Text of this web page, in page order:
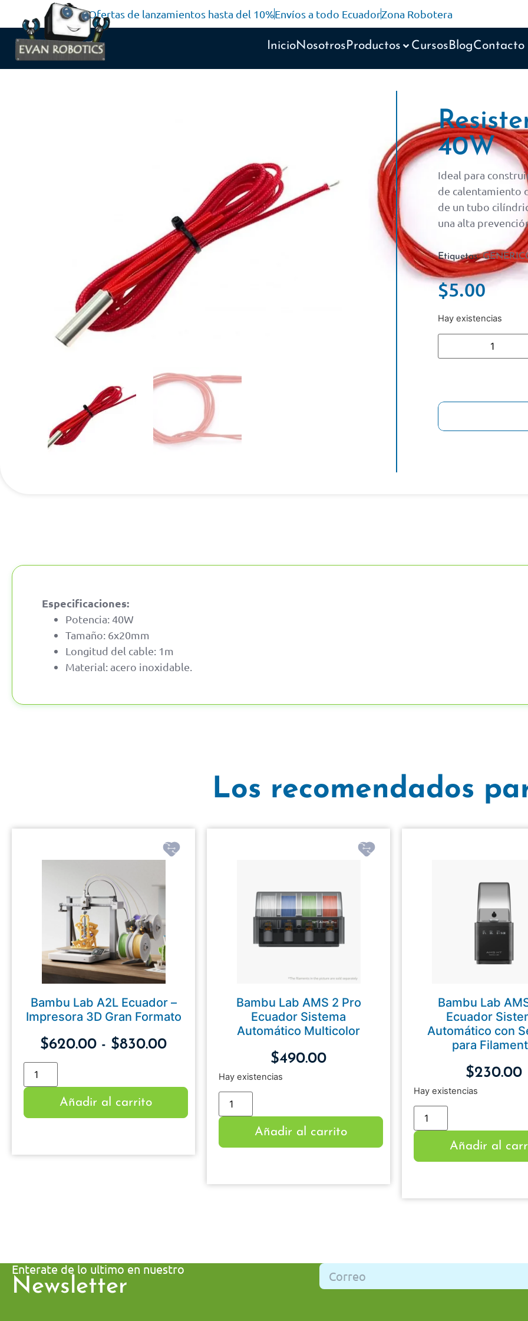
Ofertas de lanzamientos hasta del 10%Envíos a todo EcuadorZona Robotera
InicioNosotros Productos Cursos BlogContacto
40W
Ideal para
de calentamiento
de un tubo
una alta
Etiquetas:
$5.00
Hay existencias
Especificaciones:
Potencia: 40W
Tamaño: 6x20mm
Longitud del cable: 1m
Material: acero inoxidable.
Los recomendados
Bambu Lab A2L Ecuador –
Impresora 3D Gran Formato
$620.00 - $830.00
Añadir al carrito
Bambu Lab AMS 2 Pro
Ecuador Sistema
Automático Multicolor
$490.00
Hay existencias
Añadir al carrito
Bambu Lab
Ecuador
Automático con
para
$230.00
Hay existencias
Añadir al
Enterate de lo ultimo en nuestro
Newsletter